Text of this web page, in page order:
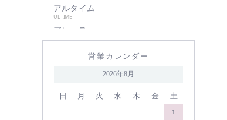
season4
シュワルツコフ
自由が丘クリニック
shu uemura
ストレーニア
アルタイム
ULTIME
アレース
アンダーバープラス
アンドウェイビー
&WAVEY
営業カレンダー
2026年8月
日 月 火 水 木 金 土
1